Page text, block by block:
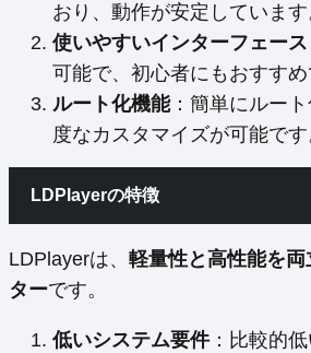
おり、動作が安定しています
使いやすいインターフェース
可能で、初心者にもおすすめ
ルート化機能：簡単にルー
度なカスタマイズが可能です
LDPlayerの特徴
LDPlayerは、 軽量性と高性能を
ターです。
低いシステム要件：比較的